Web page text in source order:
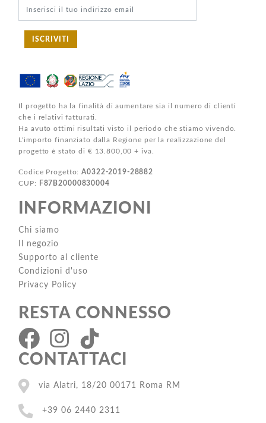
ISCRIVITI
Il progetto ha la finalità di aumentare sia il numero di clienti
che i relativi fatturati.
Ha avuto ottimi risultati visto il periodo che stiamo vivendo.
L'importo finanziato dalla Regione per la realizzazione del
progetto è stato di € 13.800,00 + iva.
Codice Progetto:A0322-2019-28882
CUP:
F87B20000830004
INFORMAZIONI
Chi siamo
Il negozio
Supporto al cliente
Condizioni d'uso
Privacy Policy
RESTA CONNESSO
CONTATTACI
via Alatri, 18/20 00171 Roma RM
+39 06 2440 2311